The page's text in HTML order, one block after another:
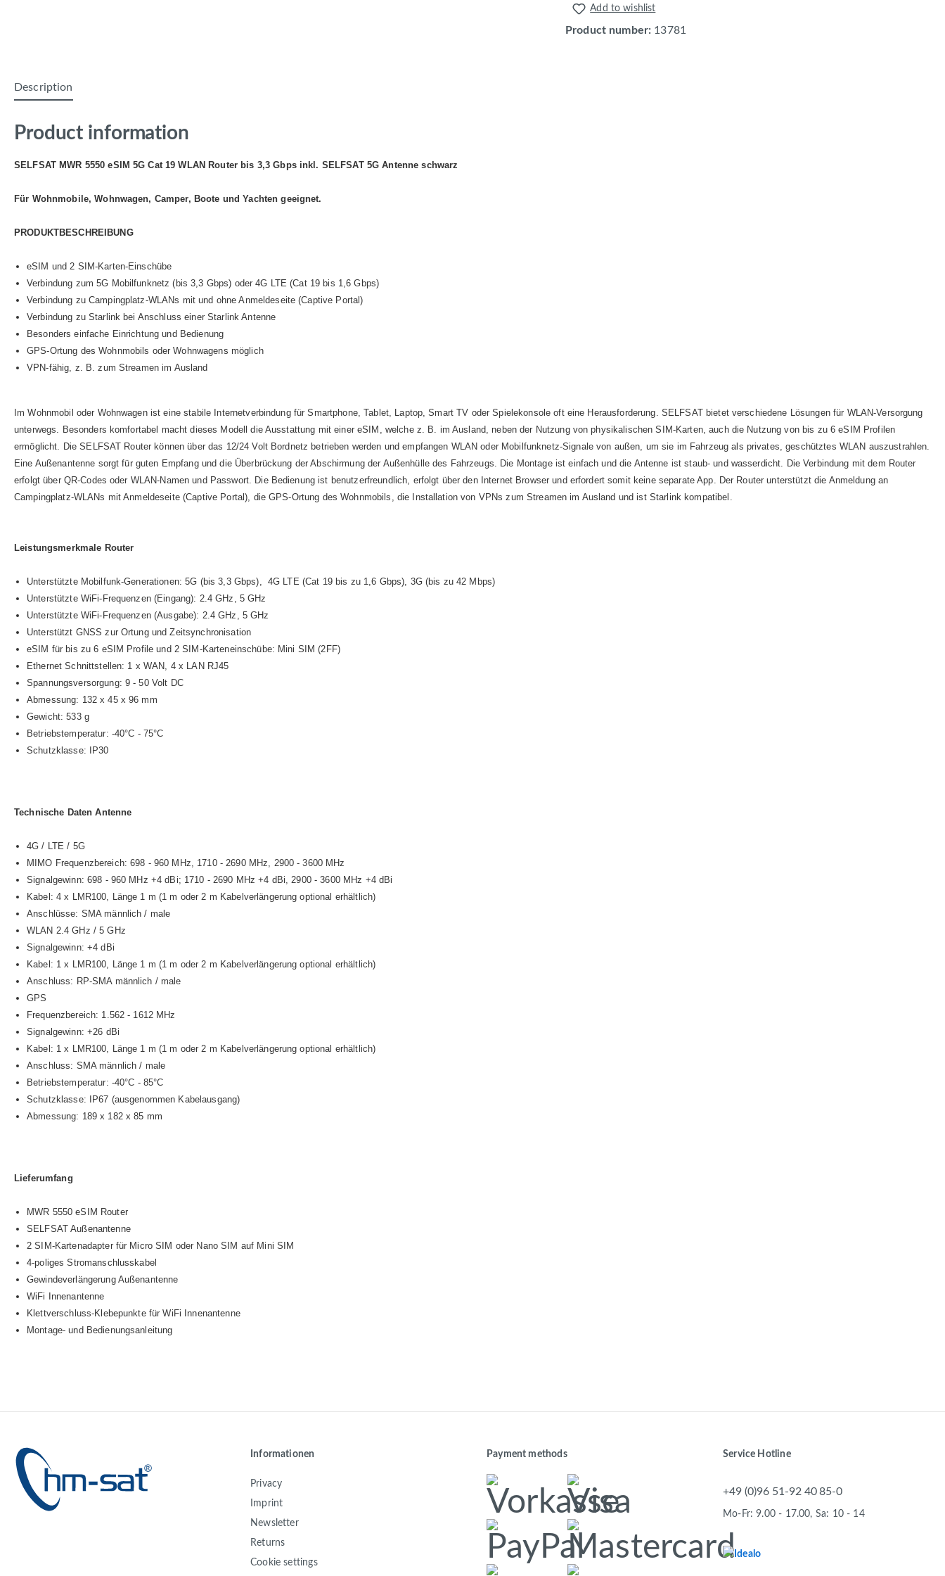
Add to wishlist
Product number: 13781
Description
Product information
SELFSAT MWR 5550 eSIM 5G Cat 19 WLAN Router bis 3,3 Gbps inkl. SELFSAT 5G Antenne schwarz
Für Wohnmobile, Wohnwagen, Camper, Boote und Yachten geeignet.
PRODUKTBESCHREIBUNG
eSIM und 2 SIM-Karten-Einschübe
Verbindung zum 5G Mobilfunknetz (bis 3,3 Gbps) oder 4G LTE (Cat 19 bis 1,6 Gbps)
Verbindung zu Campingplatz-WLANs mit und ohne Anmeldeseite (Captive Portal)
Verbindung zu Starlink bei Anschluss einer Starlink Antenne
Besonders einfache Einrichtung und Bedienung
GPS-Ortung des Wohnmobils oder Wohnwagens möglich
VPN-fähig, z. B. zum Streamen im Ausland
Im Wohnmobil oder Wohnwagen ist eine stabile Internetverbindung für Smartphone, Tablet, Laptop, Smart TV oder Spielekonsole oft eine Herausforderung. SELFSAT bietet verschiedene Lösungen für WLAN-Versorgung
unterwegs. Besonders komfortabel macht dieses Modell die Ausstattung mit einer eSIM, welche z. B. im Ausland, neben der Nutzung von physikalischen SIM-Karten, auch die Nutzung von bis zu 6 eSIM Profilen
ermöglicht. Die SELFSAT Router können über das 12/24 Volt Bordnetz betrieben werden und empfangen WLAN oder Mobilfunknetz-Signale von außen, um sie im Fahrzeug als privates, geschütztes WLAN auszustrahlen.
Eine Außenantenne sorgt für guten Empfang und die Überbrückung der Abschirmung der Außenhülle des Fahrzeugs. Die Montage ist einfach und die Antenne ist staub- und wasserdicht. Die Verbindung mit dem Router
erfolgt über QR-Codes oder WLAN-Namen und Passwort. Die Bedienung ist benutzerfreundlich, erfolgt über den Internet Browser und erfordert somit keine separate App. Der Router unterstützt die Anmeldung an
Campingplatz-WLANs mit Anmeldeseite (Captive Portal), die GPS-Ortung des Wohnmobils, die Installation von VPNs zum Streamen im Ausland und ist Starlink kompatibel.
Leistungsmerkmale Router
Unterstützte Mobilfunk-Generationen: 5G (bis 3,3 Gbps), 4G LTE (Cat 19 bis zu 1,6 Gbps), 3G (bis zu 42 Mbps)
Unterstützte WiFi-Frequenzen (Eingang): 2.4 GHz, 5 GHz
Unterstützte WiFi-Frequenzen (Ausgabe): 2.4 GHz, 5 GHz
Unterstützt GNSS zur Ortung und Zeitsynchronisation
eSIM für bis zu 6 eSIM Profile und 2 SIM-Karteneinschübe: Mini SIM (2FF)
Ethernet Schnittstellen: 1 x WAN, 4 x LAN RJ45
Spannungsversorgung: 9 - 50 Volt DC
Abmessung: 132 x 45 x 96 mm
Gewicht: 533 g
Betriebstemperatur: -40°C - 75°C
Schutzklasse: IP30
Technische Daten Antenne
4G / LTE / 5G
MIMO Frequenzbereich: 698 - 960 MHz, 1710 - 2690 MHz, 2900 - 3600 MHz
Signalgewinn: 698 - 960 MHz +4 dBi; 1710 - 2690 MHz +4 dBi, 2900 - 3600 MHz +4 dBi
Kabel: 4 x LMR100, Länge 1 m (1 m oder 2 m Kabelverlängerung optional erhältlich)
Anschlüsse: SMA männlich / male
WLAN 2.4 GHz / 5 GHz
Signalgewinn: +4 dBi
Kabel: 1 x LMR100, Länge 1 m (1 m oder 2 m Kabelverlängerung optional erhältlich)
Anschluss: RP-SMA männlich / male
GPS
Frequenzbereich: 1.562 - 1612 MHz
Signalgewinn: +26 dBi
Kabel: 1 x LMR100, Länge 1 m (1 m oder 2 m Kabelverlängerung optional erhältlich)
Anschluss: SMA männlich / male
Betriebstemperatur: -40°C - 85°C
Schutzklasse: IP67 (ausgenommen Kabelausgang)
Abmessung: 189 x 182 x 85 mm
Lieferumfang
MWR 5550 eSIM Router
SELFSAT Außenantenne
2 SIM-Kartenadapter für Micro SIM oder Nano SIM auf Mini SIM
4-poliges Stromanschlusskabel
Gewindeverlängerung Außenantenne
WiFi Innenantenne
Klettverschluss-Klebepunkte für WiFi Innenantenne
Montage- und Bedienungsanleitung
Informationen
Privacy
Imprint
Newsletter
Returns
Cookie settings
Payment methods Service Hotline
+49 (0)96 51-92 40 85-0
Mo-Fr: 9.00 - 17.00, Sa: 10 - 14